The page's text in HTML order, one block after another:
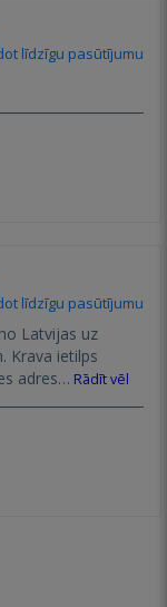
līdzīgu pasūtījumu
līdzīgu pasūtījumu
Latvijas uz
Krava ietilps
adres… Rādīt vēl